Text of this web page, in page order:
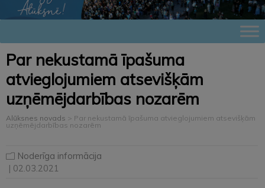
Par nekustamā īpašuma
atvieglojumiem atsevišķām
uzņēmējdarbības nozarēm
Alūksnes novads > Par nekustamā īpašuma atvieglojumiem atsevišķām
uzņēmējdarbības nozarēm
Noderīga informācija
| 02.03.2021